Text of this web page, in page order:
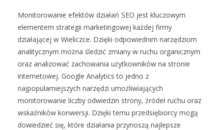
Monitorowanie efektów działań SEO jest kluczowym
elementem strategii marketingowej każdej firmy
działającej w Wieliczce. Dzięki odpowiednim narzędziom
analitycznym można śledzić zmiany w ruchu organicznym
oraz analizować zachowania użytkowników na stronie
internetowej. Google Analytics to jedno z
najpopularniejszych narzędzi umożliwiających
monitorowanie liczby odwiedzin strony, źródeł ruchu oraz
wskaźników konwersji. Dzięki temu przedsiębiorcy mogą
dowiedzieć się, które działania przynoszą najlepsze